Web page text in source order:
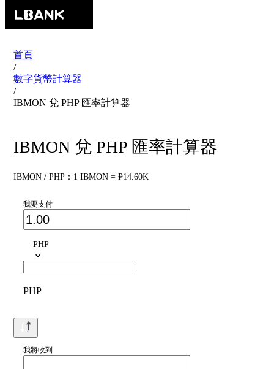
首頁
/
數字貨幣計算器
/
IBMON 兌 PHP 匯率計算器
IBMON 兌 PHP 匯率計算器
IBMON / PHP：1 IBMON = ₱14.60K
我要支付
PHP
PHP
我將收到